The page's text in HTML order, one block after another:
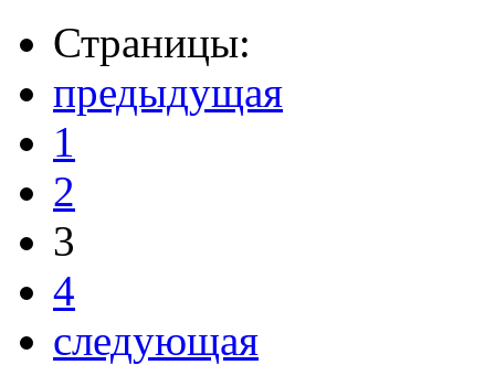
Страницы:
предыдущая
1
2
3
4
следующая